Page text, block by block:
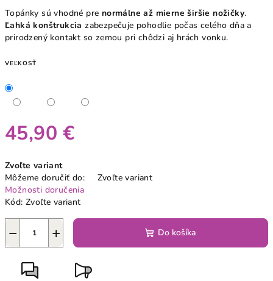
Topánky sú vhodné pre normálne až mierne širšie nožičky.
Ľahká konštrukcia zabezpečuje pohodlie počas celého dňa a
prirodzený kontakt so zemou pri chôdzi aj hrách vonku.
VEĽKOSŤ
45,90 €
cena:
Zvoľte variant
Môžeme doručiť do:
Zvoľte variant
Možnosti doručenia
Kód: Zvoľte variant
+
− Do košíka